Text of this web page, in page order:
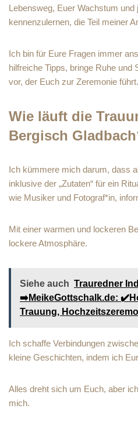
Lebensweg, Euer Wachstum
kennenzulernen, die Teil meiner
Ich bin für Eure Fragen immer
hilfreiche Tipps, bringe Ruhe und
vor, der Euch zur Zeremonie führt.
Wie läuft die
Bergisch
Ich kümmere mich darum, dass
inklusive der „Zutaten“ für ein
wie Musiker und Fotograf*in,
Mit einer warmen und lockeren
lockere Atmosphäre.
Siehe auch Trauredner
➡️MeikeGottschalk.de:
Trauung,
Ich schaffe Verbindungen
kleine Geschichten, indem ich
Alles dreht sich um Euch, aber
mich.